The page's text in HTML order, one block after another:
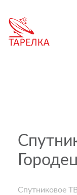
Спутниковое